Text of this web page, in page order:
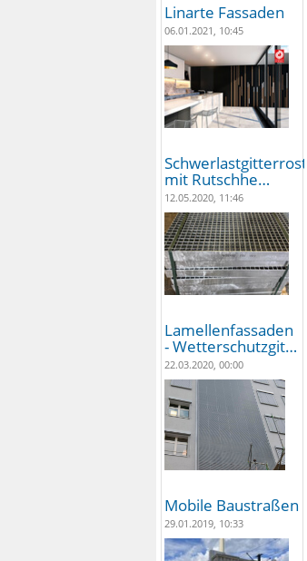
Linarte Fassaden
06.01.2021, 10:45
Schwerlastgitterroste
mit Rutschhe…
12.05.2020, 11:46
Lamellenfassaden
- Wetterschutzgit…
22.03.2020, 00:00
Mobile Baustraßen
29.01.2019, 10:33